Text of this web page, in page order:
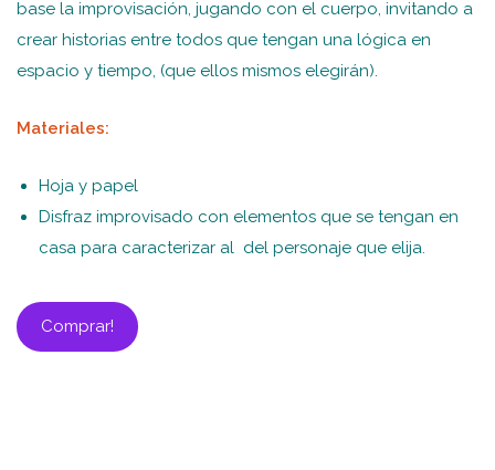
base la improvisación, jugando con el cuerpo, invitando a
crear historias entre todos que tengan una lógica en
espacio y tiempo, (que ellos mismos elegirán).
Materiales:
Hoja y papel
Disfraz improvisado con elementos que se tengan en
casa para caracterizar al del personaje que elija.
Comprar!